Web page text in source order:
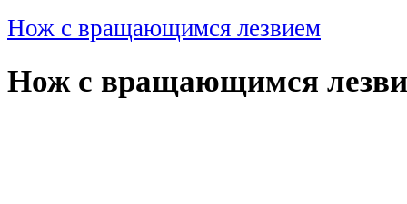
Нож с вращающимся лезвием
Нож с вращающимся